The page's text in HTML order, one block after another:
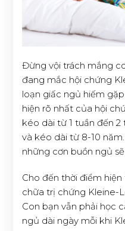
Đừng vội trách mắng
đang mắc hội chứng
loạn giấc ngủ hiếm
hiện rõ nhất của hội
kéo dài từ 1 tuần đến 2
và kéo dài từ 8-10
những cơn buồn ngủ
Cho đến thời điểm
chữa trị chứng Kleine-
Con bạn vẫn phải học
ngủ dài ngày mỗi khi